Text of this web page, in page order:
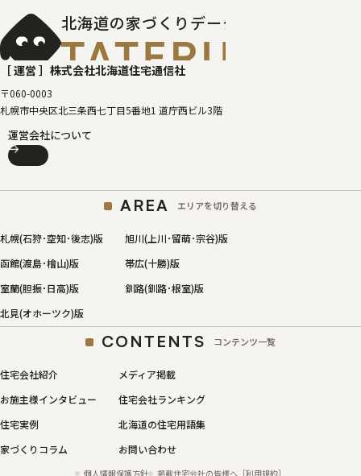
北海道の家づくりデータベース
［ 運営 ］ 株式会社北海道住宅通信社
〒060-0003
札幌市中央区北三条西七丁目5番地1 道庁西ビル3階
運営会社について
AREA エリアを切り替える
札幌(石狩･空知･後志)版
旭川(上川･留萌･宗谷)版
函館(渡島･檜山)版
帯広(十勝)版
室蘭(胆振･日高)版
釧路(釧路･根室)版
北見(オホーツク)版
CONTENTS コンテンツ一覧
住宅会社紹介
メディア掲載
お施主様インタビュー
住宅会社ランキング
住宅実例
北海道の住宅用語集
家づくりコラム
お問い合わせ
個人情報保護方針 掲載住宅会社の皆様へ［利用規約］